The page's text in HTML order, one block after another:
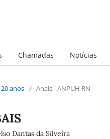
Chamadas Notícias
anos / Anais - ANPUH RN
Dantas da Silveira